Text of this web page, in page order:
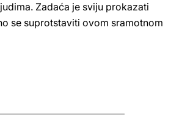
Zadaća je sviju prokazati
se suprotstaviti ovom sramotnom